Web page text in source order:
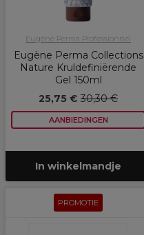
Eugène Perma Professionnel
Eugène Perma Collections
Nature Kruldefiniërende
Gel 150ml
25,75 € 30,30 €
AANBIEDINGEN
In winkelmandje
PROMOTIE